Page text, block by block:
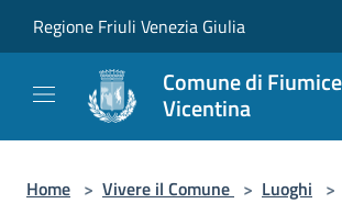
Regione Friuli Venezia Giulia
Comune di
Vicentina
Home > Vivere il Comune > Luoghi >